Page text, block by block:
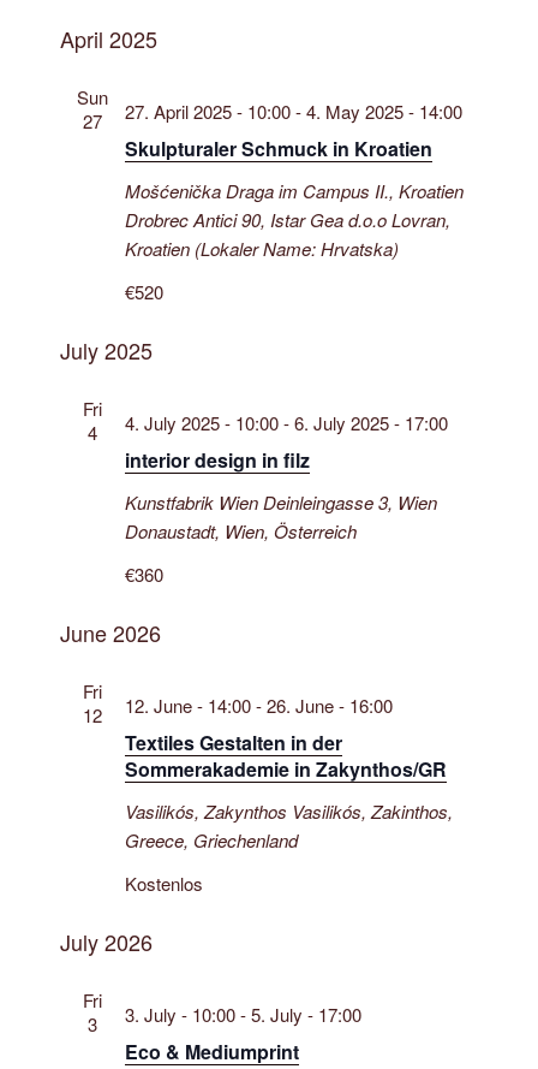
April 2025
Sun
27
Skulpturaler Schmuck in Kroatien
27. April 2025 - 10:00-4. May 2025 - 14:00
Mošćenička Draga im Campus II., Kroatien
Drobrec Antici 90, Istar Gea d.o.o Lovran,
Kroatien (Lokaler Name: Hrvatska)
€520
July 2025
Fri
4
interior design in filz
4. July 2025 - 10:00-6. July 2025 - 17:00
Kunstfabrik Wien Deinleingasse 3, Wien
Donaustadt, Wien, Österreich
€360
June 2026
Fri
12
Textiles Gestalten in der
Sommerakademie in Zakynthos/GR
12. June - 14:00-26. June - 16:00
Vasilikós, Zakynthos Vasilikós, Zakinthos,
Greece, Griechenland
Kostenlos
July 2026
Fri
3
Eco & Mediumprint
3. July - 10:00-5. July - 17:00